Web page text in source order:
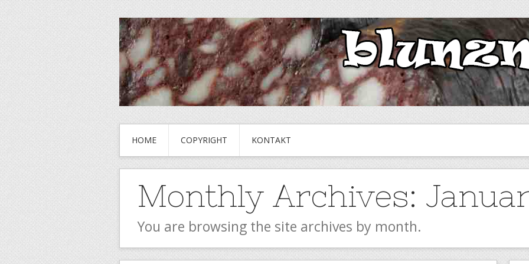
HOME COPYRIGHT KONTAKT
Monthly Archives:
You are browsing the site archives by month.